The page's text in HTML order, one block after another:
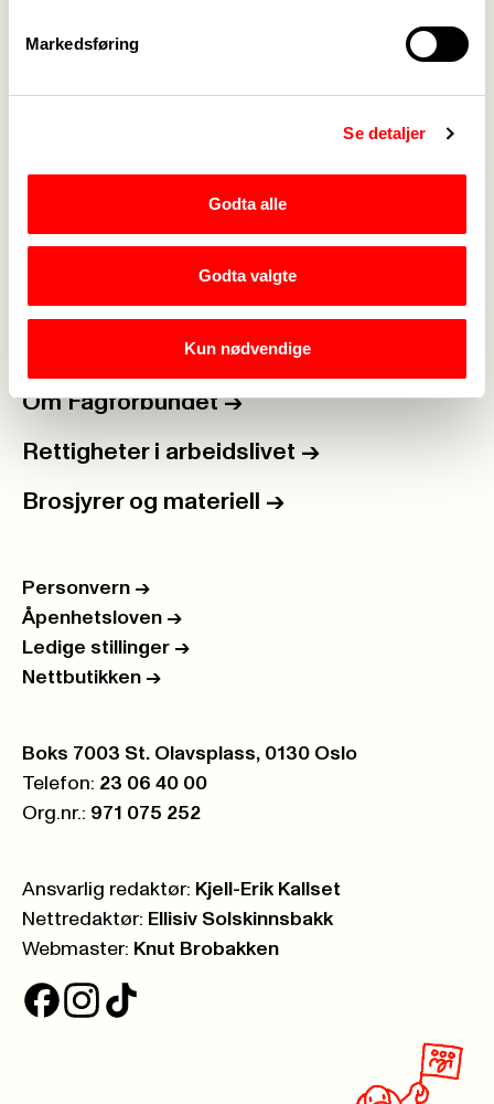
Markedsføring
Se detaljer
Godta alle
Godta valgte
Kun nødvendige
Kontakt oss ->
For tillitsvalgte ->
Om Fagforbundet ->
Rettigheter i arbeidslivet ->
Brosjyrer og materiell ->
Personvern ->
Åpenhetsloven ->
Ledige stillinger ->
Nettbutikken ->
Postboks:
Boks 7003 St. Olavsplass, 0130 Oslo
Telefon: 23 06 40 00
Org.nr.: 971 075 252
Ansvarlig redaktør: Kjell-Erik Kallset
Nettredaktør: Ellisiv Solskinnsbakk
Webmaster: Knut Brobakken